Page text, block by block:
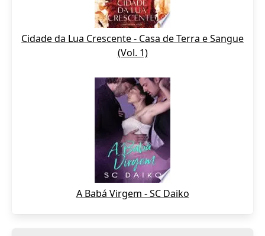
Cidade da Lua Crescente - Casa de Terra e Sangue
(Vol. 1)
A Babá Virgem - SC Daiko